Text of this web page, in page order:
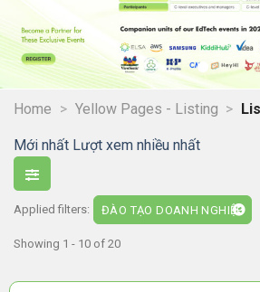
Home > Yellow Pages - Listing >
Mới nhất Lượt xem nhiều nhất
Applied filters: ĐÀO TẠO DOANH NGHIỆP
Showing 1 - 10 of 20